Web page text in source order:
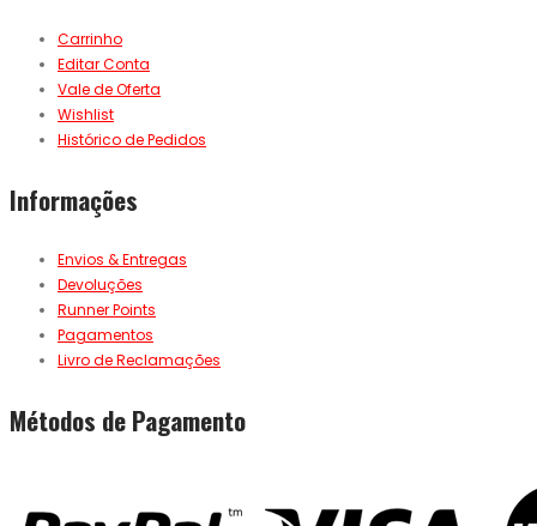
Carrinho
Editar Conta
Vale de Oferta
Wishlist
Histórico de Pedidos
Informações
Envios & Entregas
Devoluções
Runner Points
Pagamentos
Livro de Reclamações
Métodos de Pagamento